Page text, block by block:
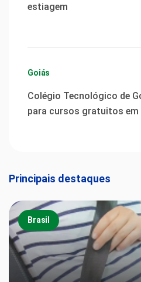
estiagem
Goiás
Colégio Tecnológico de
para cursos gratuitos
Principais destaques
Brasil